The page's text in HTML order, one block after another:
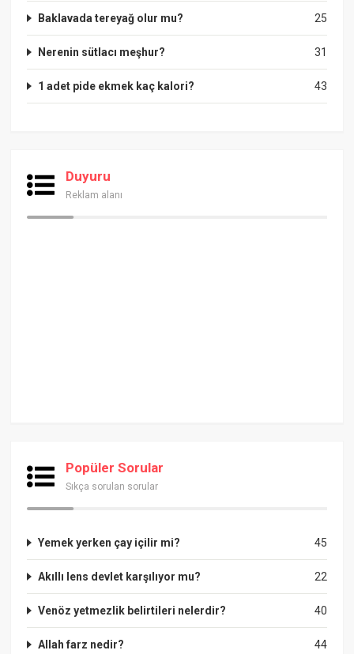
25
Baklavada tereyağ olur mu?
31
Nerenin sütlacı meşhur?
43
1 adet pide ekmek kaç kalori?
Duyuru
Reklam alanı
Popüler Sorular
Sıkça sorulan sorular
45
Yemek yerken çay içilir mi?
22
Akıllı lens devlet karşılıyor mu?
40
Venöz yetmezlik belirtileri nelerdir?
44
Allah farz nedir?